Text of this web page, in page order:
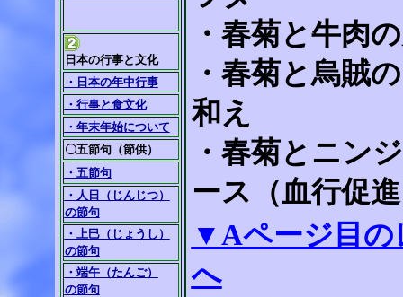
日本の行事と文化
・日本の年中行事
・行事と食文化
・年末年始について
〇五節句（節供）
・五節句
・人日（じんじつ）
の節句
・上巳（じょうし）
の節句
・端午（たんご）
の節句
・春菊と牛肉
・春菊と烏賊
和え
・春菊とニン
ース（血行促
▼Aページ目の
へ